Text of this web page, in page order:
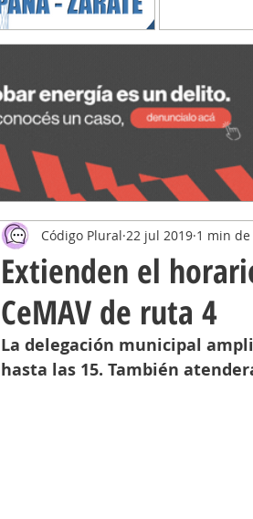
Extienden el
CeMAV de ruta 4
Código Plural 22 jul 2019 1 min
La delegación municipal
hasta las 15. También